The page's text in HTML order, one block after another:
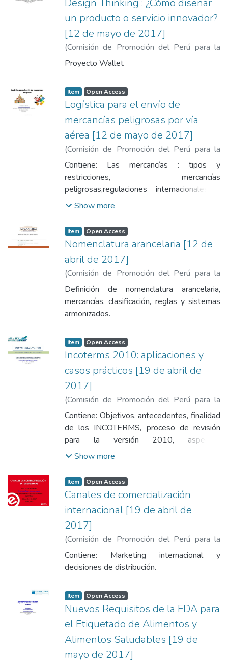
un producto o servicio innovador?
[12 de mayo de 2017]
(Comisión de Promoción del Perú para la
Exportación y el Turismo
Proyecto Wallet
Item Open Access
Logística para el envío de
mercancías peligrosas por vía
aérea [12 de mayo de 2017]
(Comisión de Promoción del Perú para la
Exportación y el Turismo, 2017-04-12)
Privat Pando, Raúl
Contiene: Las mercancías : tipos y
restricciones, mercancías
peligrosas,regulaciones internacionales y
nacionales, manual IATA de mercancías
Goods, DGR goods en la vía marítima y
conclusiones.
Show more
Item Open Access
Nomenclatura arancelaria [12 de
abril de 2017]
(Comisión de Promoción del Perú para la
Exportación y el Turismo,2017-04-12)
Mazzei Coria, Christian
Definición de nomenclatura arancelaria,
mercancías, clasificación, reglas y sistemas
armonizados.
Item Open Access
Incoterms 2010: aplicaciones y
casos prácticos [19 de abril de
2017]
(Comisión de Promoción del Perú para la
Exportación y el Turismo,2017-04-19)
Solano Lopez, Andres Javier
Contiene: Objetivos, antecedentes, finalidad
de los INCOTERMS, proceso de revisión
para la versión 2010, aspectos
Incorporados en versión 2010, como
Incoterms, responsabilidades entre V/C
para cada Regla
Show more
Item Open Access
Canales de comercialización
internacional [19 de abril de
2017]
(Comisión de Promoción del Perú para la
Exportación y el Turismo,2017-04-19)
Mendez Cabezas, Luis Enrique
Contiene: Marketing internacional y
decisiones de distribución.
Item Open Access
Nuevos Requisitos de la FDA para
el Etiquetado de Alimentos y
Alimentos Saludables [19 de
mayo de 2017]